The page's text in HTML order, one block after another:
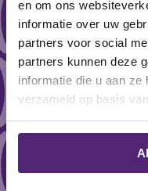
en om ons
informatie over uw
partners voor social
partners kunnen deze
informatie die u aan
verzameld op basis
LP Compressie
Gewaardeerd
4.17
25,70 21,95